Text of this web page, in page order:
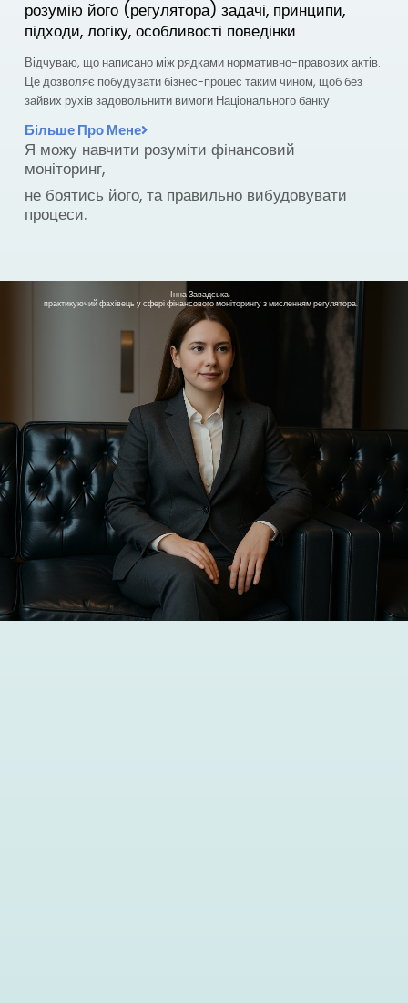
Інна Завадська,
практикуючий фахівець у сфері фінансового моніторингу з мисленням регулятора.
розумію його (регулятора) задачі, принципи,
підходи, логіку, особливості поведінки
Відчуваю, що написано між рядками нормативно-правових актів.
Це дозволяє побудувати бізнес-процес таким чином, щоб без
зайвих рухів задовольнити вимоги Національного банку.
Більше Про Мене
Я можу навчити розуміти фінансовий
моніторинг,
не боятись його, та правильно вибудовувати
процеси.